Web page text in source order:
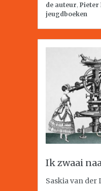
de auteur, Pieter
jeugdboeken
Ik zwaai
Saskia van der